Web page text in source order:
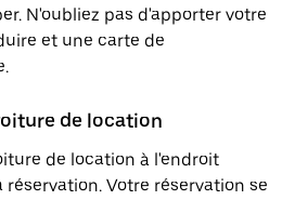
N'oubliez pas d'apporter votre
et une carte de
de location
de location à l'endroit
Votre réservation se